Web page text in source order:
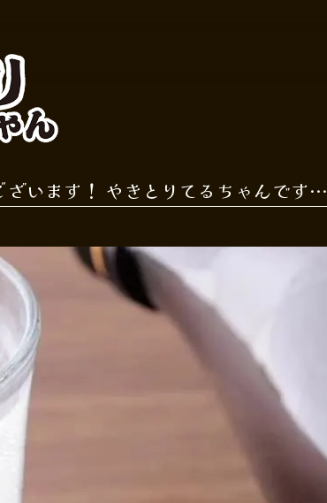
ざいます！ やきとりてるちゃんです…